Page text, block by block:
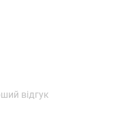
відгук